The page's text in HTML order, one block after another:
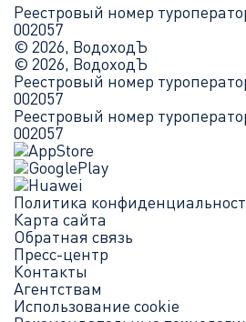
Реестровый номер
002057
© 2026, ВодоходЪ
© 2026, ВодоходЪ
Реестровый номер
002057
Реестровый номер
002057
Политика
Карта сайта
Обратная связь
Пресс-центр
Контакты
Агентствам
Использование cookie